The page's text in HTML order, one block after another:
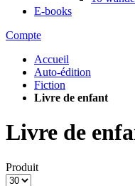
E-books
Compte
Accueil
Auto-édition
Fiction
Livre de enfant
Livre de
Produit